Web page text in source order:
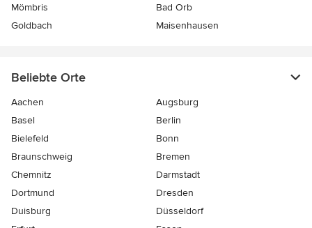
Mömbris
Bad Orb
Goldbach
Maisenhausen
Beliebte Orte
Aachen
Augsburg
Basel
Berlin
Bielefeld
Bonn
Braunschweig
Bremen
Chemnitz
Darmstadt
Dortmund
Dresden
Duisburg
Düsseldorf